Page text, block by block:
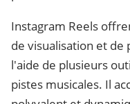
Instagram Reels
de visualisation et de
l'aide de plusieurs
pistes musicales. Il